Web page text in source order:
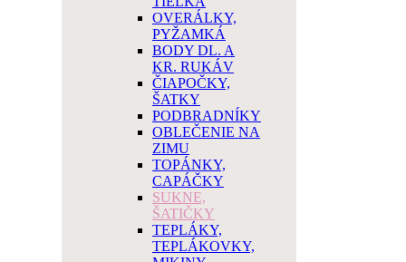
OVERÁLKY,
PYŽAMKÁ
BODY DL. A
KR. RUKÁV
ČIAPOČKY,
ŠATKY
PODBRADNÍKY
OBLEČENIE NA
ZIMU
TOPÁNKY,
CAPÁČKY
SUKNE,
ŠATIČKY
TEPLÁKY,
TEPLÁKOVKY,